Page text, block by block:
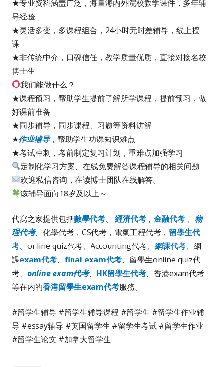
★专业资料涵盖广泛，海量海内外院校教学课件，多年辅
导经验
★灵活多变，多课程组合，24小时无时差辅导，线上授
课
★非传统中介，口碑信任，教学质量优质，直接对接名校
博士生
我们能做什么？
★课程预习，帮助学生提前了解所学课程，提前预习，做
好课前准备
★同步辅导，同步课程、习题等资料讲解
★作业辅导，帮助学生功课知识难点
★考试冲刺，考前制定复习计划，重难点加强学习
定制化学习方案、在线免费解答课程辅导的相关问题
欢迎私信咨询，在读博士团队在线解答。
该辅导面向18岁及以上～
代寫之家提供包括數學代考、 經濟代考 ， 金融代考 、 物
理代考、化學代考，CS代考，電氣工程代考， 留學生代
考、online quiz代考、Accounting代考、 網課代考、網
課exam代考、 final exam代考、留學生online quiz代
考、 online exam代考、 HK留學生代考、香港exam代考
等在内的香港留學生exam代考服務。
#留学生辅导 #留学生辅导课程 #留学生 #留学生作业辅
导 #essay辅导 #英国留学生 #留学生考试 #留学生作业
#留学生论文 #加拿大留学生